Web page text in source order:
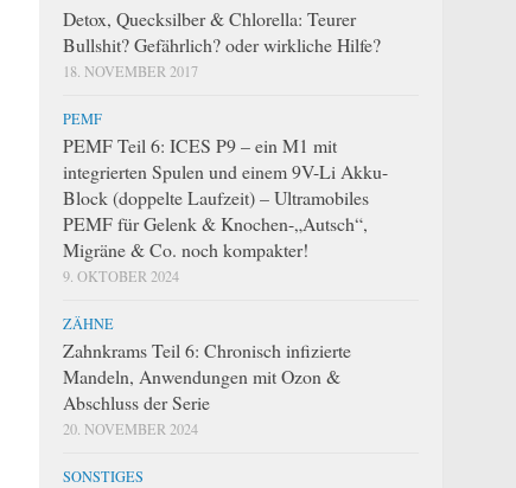
Detox, Quecksilber & Chlorella: Teurer
Bullshit? Gefährlich? oder wirkliche Hilfe?
18. NOVEMBER 2017
PEMF
PEMF Teil 6: ICES P9 – ein M1 mit
integrierten Spulen und einem 9V-Li Akku-
Block (doppelte Laufzeit) – Ultramobiles
PEMF für Gelenk & Knochen-„Autsch“,
Migräne & Co. noch kompakter!
9. OKTOBER 2024
ZÄHNE
Zahnkrams Teil 6: Chronisch infizierte
Mandeln, Anwendungen mit Ozon &
Abschluss der Serie
20. NOVEMBER 2024
SONSTIGES